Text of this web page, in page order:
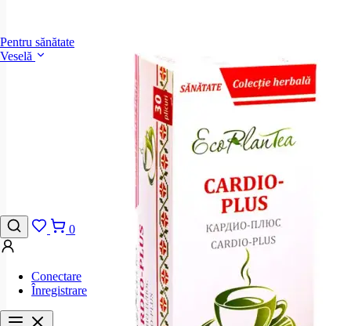
Pentru sănătate
Veselă
0
Conectare
Înregistrare